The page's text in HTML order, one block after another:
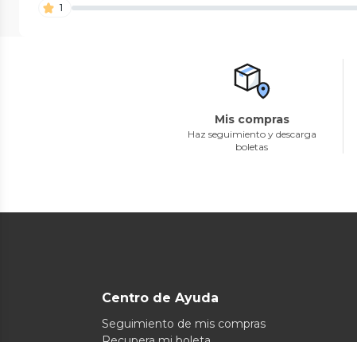
1
Mis compras
Haz seguimiento y descarga
boletas
Centro de Ayuda
Seguimiento de mis compras